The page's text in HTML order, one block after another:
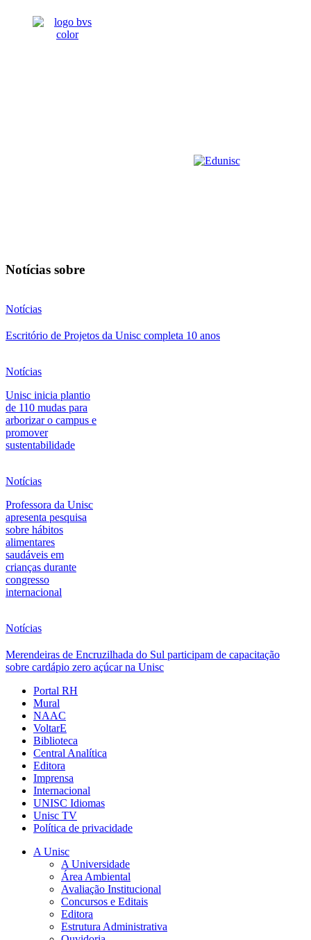
Notícias sobre
Notícias
Escritório de Projetos da Unisc completa 10 anos
Notícias
Unisc inicia plantio
de 110 mudas para
arborizar o campus e
promover
sustentabilidade
Notícias
Professora da Unisc
apresenta pesquisa
sobre hábitos
alimentares
saudáveis em
crianças durante
congresso
internacional
Notícias
Merendeiras de Encruzilhada do Sul participam de capacitação
sobre cardápio zero açúcar na Unisc
Portal RH
Mural
NAAC
VoltarE
Biblioteca
Central Analítica
Editora
Imprensa
Internacional
UNISC Idiomas
Unisc TV
Política de privacidade
A Unisc
A Universidade
Área Ambiental
Avaliação Institucional
Concursos e Editais
Editora
Estrutura Administrativa